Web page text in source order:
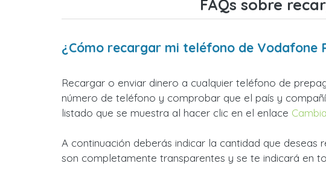
FAQs sobre
¿Cómo recargar mi teléfono de Vodafone
Recargar o enviar dinero a cualquier teléfono de
número de teléfono y comprobar que el país y
listado que se muestra al hacer clic en el enlace
A continuación deberás indicar la cantidad que
son completamente transparentes y se te indicará en